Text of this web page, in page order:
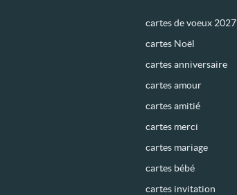
cartes de voeux 2027
cartes Noël
cartes anniversaire
cartes amour
cartes amitié
cartes merci
cartes mariage
cartes bébé
cartes invitation